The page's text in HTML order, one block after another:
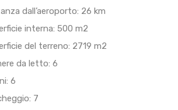
dall’aeroporto: 26 km
interna: 500 m2
del terreno: 2719 m2
da letto: 6
6
7